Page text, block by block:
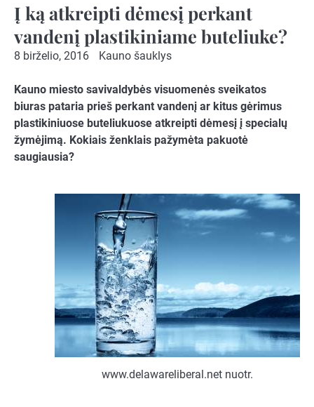
Į ką atkreipti dėmesį perkant
vandenį plastikiniame buteliuke?
8 birželio, 2016 Kauno šauklys
Kauno miesto savivaldybės visuomenės sveikatos
biuras pataria prieš perkant vandenį ar kitus gėrimus
plastikiniuose buteliukuose atkreipti dėmesį į specialų
žymėjimą. Kokiais ženklais pažymėta pakuotė
saugiausia?
www.delawareliberal.net nuotr.